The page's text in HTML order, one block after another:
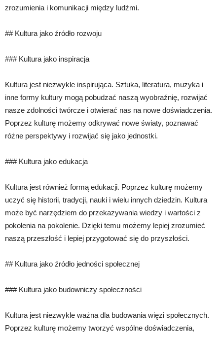
zrozumienia i komunikacji między ludźmi.
## Kultura jako źródło rozwoju
### Kultura jako inspiracja
Kultura jest niezwykle inspirująca. Sztuka, literatura, muzyka i
inne formy kultury mogą pobudzać naszą wyobraźnię, rozwijać
nasze zdolności twórcze i otwierać nas na nowe doświadczenia.
Poprzez kulturę możemy odkrywać nowe światy, poznawać
różne perspektywy i rozwijać się jako jednostki.
### Kultura jako edukacja
Kultura jest również formą edukacji. Poprzez kulturę możemy
uczyć się historii, tradycji, nauki i wielu innych dziedzin. Kultura
może być narzędziem do przekazywania wiedzy i wartości z
pokolenia na pokolenie. Dzięki temu możemy lepiej zrozumieć
naszą przeszłość i lepiej przygotować się do przyszłości.
## Kultura jako źródło jedności społecznej
### Kultura jako budowniczy społeczności
Kultura jest niezwykle ważna dla budowania więzi społecznych.
Poprzez kulturę możemy tworzyć wspólne doświadczenia,